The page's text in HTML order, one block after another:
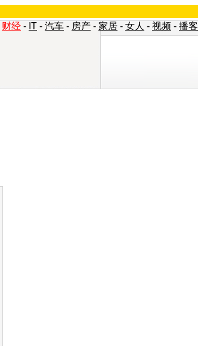
财经 - IT - 汽车 - 房产 - 家居 - 女人 - 视频 - 播客